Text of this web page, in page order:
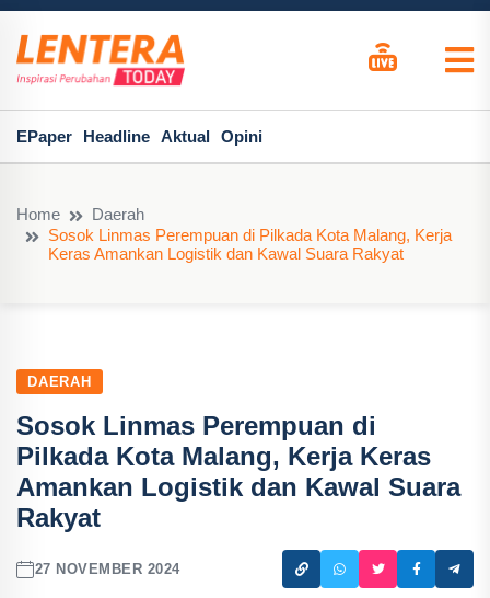
EPaper Headline Aktual Opini
Home
Daerah
Sosok Linmas Perempuan di Pilkada Kota Malang, Kerja
Keras Amankan Logistik dan Kawal Suara Rakyat
DAERAH
Sosok Linmas Perempuan di
Pilkada Kota Malang, Kerja Keras
Amankan Logistik dan Kawal Suara
Rakyat
27 NOVEMBER 2024